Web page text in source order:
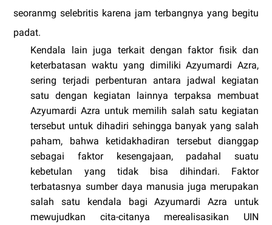
seoranmg selebritis karena jam terbangnya yang begitu
padat.
Kendala lain juga terkait dengan faktor fisik dan
keterbatasan waktu yang dimiliki Azyumardi Azra,
sering terjadi perbenturan antara jadwal kegiatan
satu dengan kegiatan lainnya terpaksa membuat
Azyumardi Azra untuk memilih salah satu kegiatan
tersebut untuk dihadiri sehingga banyak yang salah
paham, bahwa ketidakhadiran tersebut dianggap
sebagai faktor kesengajaan, padahal suatu
kebetulan yang tidak bisa dihindari. Faktor
terbatasnya sumber daya manusia juga merupakan
salah satu kendala bagi Azyumardi Azra untuk
mewujudkan cita-citanya merealisasikan UIN